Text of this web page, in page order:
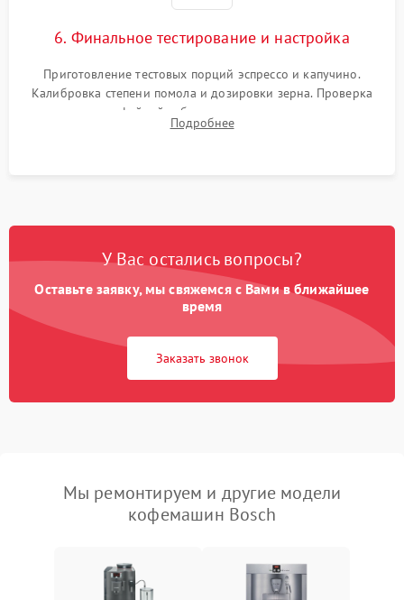
6. Финальное тестирование и настройка
Приготовление тестовых порций эспрессо и капучино.
Калибровка степени помола и дозировки зерна. Проверка
плотности кофейной таблетки, температуры напитка и
качества молочной пены. Контроль отсутствия посторонних
Подробнее
У Вас остались вопросы?
Оставьте заявку, мы свяжемся с Вами в ближайшее
время
Заказать звонок
Мы ремонтируем и другие модели
кофемашин Bosch